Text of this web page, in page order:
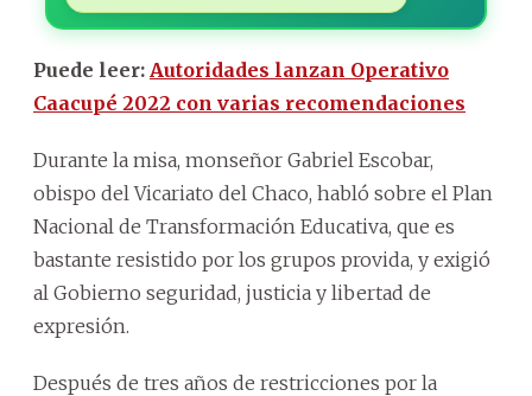
Puede leer: Autoridades lanzan Operativo
Caacupé 2022 con varias recomendaciones
Durante la misa, monseñor Gabriel Escobar,
obispo del Vicariato del Chaco, habló sobre el Plan
Nacional de Transformación Educativa, que es
bastante resistido por los grupos provida, y exigió
al Gobierno seguridad, justicia y libertad de
expresión.
Después de tres años de restricciones por la